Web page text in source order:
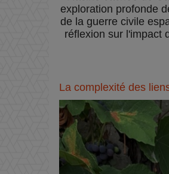
exploration profonde
de la guerre civile
réflexion sur l'impact
La complexité des